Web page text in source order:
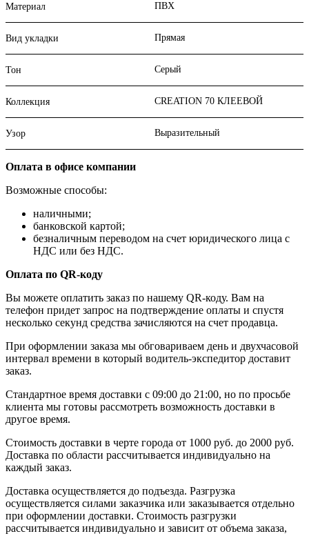
Материал ПВХ
Вид укладки Прямая
Тон Серый
Коллекция CREATION 70 КЛЕЕВОЙ
Узор Выразительный
Оплата в офисе компании
Возможные способы:
наличными;
банковской картой;
безналичным переводом на счет юридического лица с
НДС или без НДС.
Оплата по QR-коду
Вы можете оплатить заказ по нашему QR-коду. Вам на
телефон придет запрос на подтверждение оплаты и спустя
несколько секунд средства зачисляются на счет продавца.
При оформлении заказа мы обговариваем день и двухчасовой
интервал времени в который водитель-экспедитор доставит
заказ.
Стандартное время доставки с 09:00 до 21:00, но по просьбе
клиента мы готовы рассмотреть возможность доставки в
другое время.
Стоимость доставки в черте города от 1000 руб. до 2000 руб.
Доставка по области рассчитывается индивидуально на
каждый заказ.
Доставка осуществляется до подъезда. Разгрузка
осуществляется силами заказчика или заказывается отдельно
при оформлении доставки. Стоимость разгрузки
рассчитывается индивидуально и зависит от объема заказа,